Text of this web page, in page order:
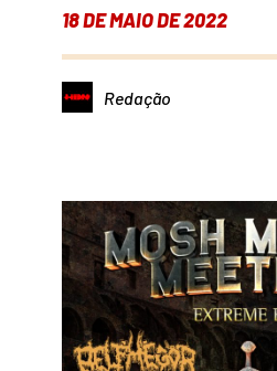
18 DE MAIO DE 2022
Redação